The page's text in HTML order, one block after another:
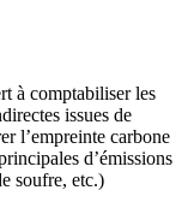
à comptabiliser les
issues de
l’empreinte carbone
d’émissions
soufre, etc.)